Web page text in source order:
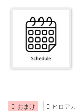
おまけ ヒロアカ